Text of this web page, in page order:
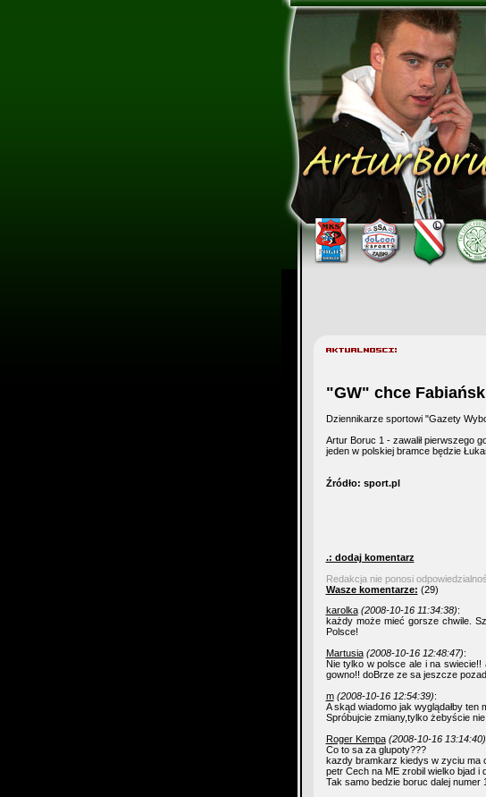
"GW" chce
Dziennikarze sportowi "Gazety
Artur Boruc 1 - zawalił pierwszego
jeden w polskiej bramce będzie
Źródło: sport.pl
.: dodaj komentarz
Redakcja nie ponosi
Wasze komentarze: (29)
karolka (2008-10-16 11:34:38):
każdy może mieć gorsze chwile.
Polsce!
Martusia (2008-10-16 12:48:47):
Nie tylko w polsce ale i na
gowno!! doBrze ze sa jeszcze
m (2008-10-16 12:54:39):
A skąd wiadomo jak wyglądałby ten
Spróbujcie zmiany,tylko żebyście nie
Roger Kempa (2008-10-16 13:14:40)
Co to sa za glupoty???
kazdy bramkarz kiedys w zyciu ma
petr Cech na ME zrobil wielko bjad i
Tak samo bedzie boruc dalej